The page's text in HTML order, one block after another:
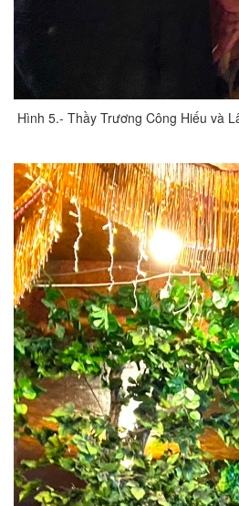
Hình 5.- Thầy Trương Công Hiếu và